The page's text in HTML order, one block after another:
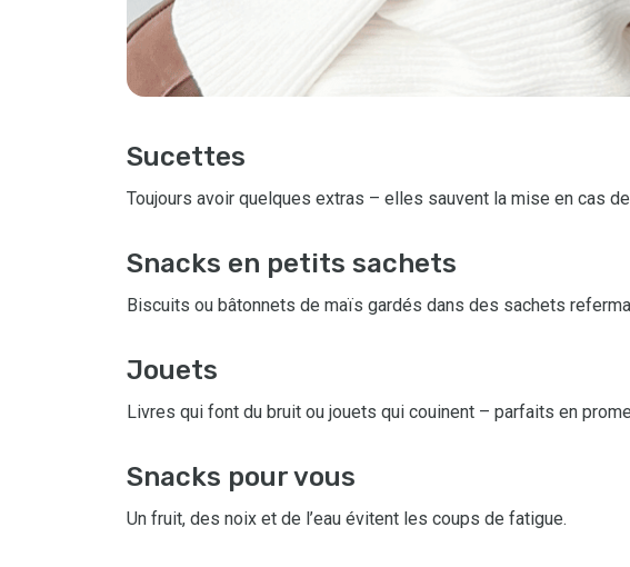
Sucettes
Toujours avoir quelques extras – elles sauvent la mise en cas
Snacks en petits sachets
Biscuits ou bâtonnets de maïs gardés dans des sachets
Jouets
Livres qui font du bruit ou jouets qui couinent – parfaits en
Snacks pour vous
Un fruit, des noix et de l’eau évitent les coups de fatigue.